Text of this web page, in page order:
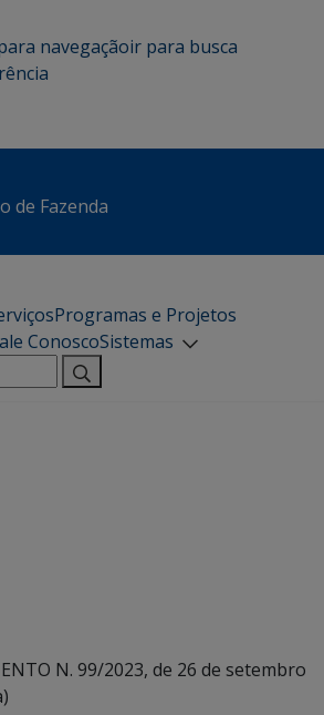
navegaçãoir para busca
de Fazenda
Programas e Projetos
ConoscoSistemas
N. 99/2023, de 26 de setembro